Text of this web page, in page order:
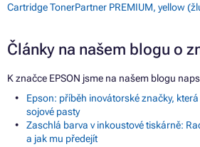
Cartridge TonerPartner PREMIUM, yellow
Články na našem blogu o
K značce EPSON jsme na našem blogu
Epson: příběh inovátorské značky,
sojové pasty
Zaschlá barva v inkoustové tiskárně:
a jak mu předejít